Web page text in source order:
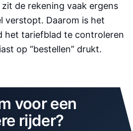
de rekening vaak ergens
verstopt. Daarom is het
het tariefblad te controleren
op “bestellen” drukt.
voor een
rijder?